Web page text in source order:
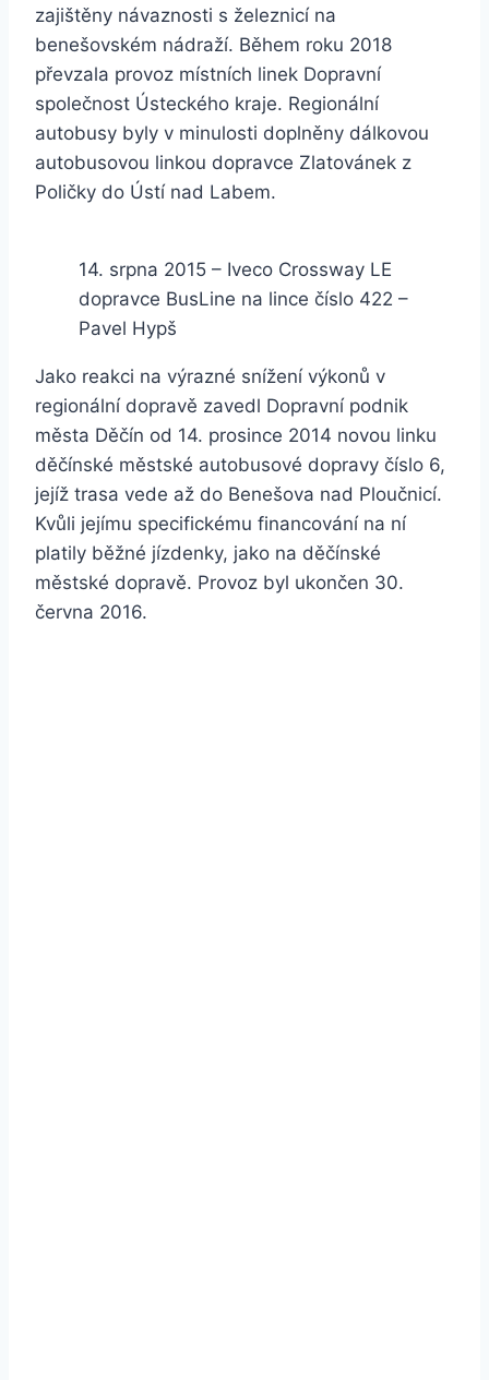
zajištěny návaznosti s železnicí na
benešovském nádraží. Během roku 2018
převzala provoz místních linek Dopravní
společnost Ústeckého kraje. Regionální
autobusy byly v minulosti doplněny dálkovou
autobusovou linkou dopravce Zlatovánek z
Poličky do Ústí nad Labem.
14. srpna 2015 – Iveco Crossway LE
dopravce BusLine na lince číslo 422 –
Pavel Hypš
Jako reakci na výrazné snížení výkonů v
regionální dopravě zavedl Dopravní podnik
města Děčín od 14. prosince 2014 novou linku
děčínské městské autobusové dopravy číslo 6,
jejíž trasa vede až do Benešova nad Ploučnicí.
Kvůli jejímu specifickému financování na ní
platily běžné jízdenky, jako na děčínské
městské dopravě. Provoz byl ukončen 30.
června 2016.